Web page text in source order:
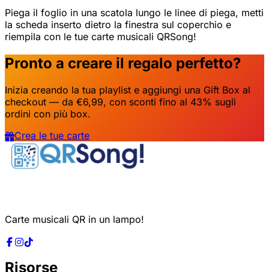
Piega il foglio in una scatola lungo le linee di piega, metti
la scheda inserto dietro la finestra sul coperchio e
riempila con le tue carte musicali QRSong!
Pronto a creare il regalo perfetto?
Inizia creando la tua playlist e aggiungi una Gift Box al
checkout — da €6,99, con sconti fino al 43% sugli
ordini con più box.
Crea le tue carte
Carte musicali QR in un lampo!
Risorse